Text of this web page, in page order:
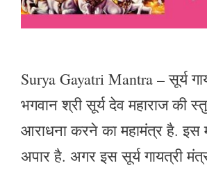
Surya Gayatri Mantra – सूर्य
भगवान श्री सूर्य देव महाराज की
आराधना करने का महामंत्र है. इस
अपार है. अगर इस सूर्य गायत्री